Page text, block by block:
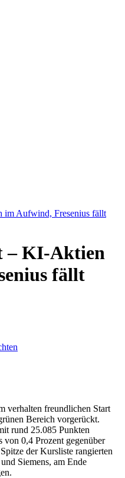
Aufwind, Fresenius fällt
– KI-Aktien
fällt
verhalten freundlichen Start
Bereich vorgerückt.
rund 25.085 Punkten
von 0,4 Prozent gegenüber
der Kursliste rangierten
Siemens, am Ende